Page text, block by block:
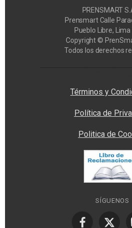
PRENSMART
Prensmart Calle
Pueblo Libre, Lima
Copyright ©
Todos los derechos
Términos y
Política de
Politica de
SÍGUENOS